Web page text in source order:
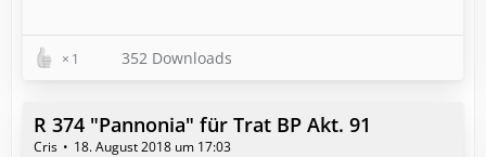
1 352 Downloads
R 374 "Pannonia" für Trat BP Akt. 91
Cris 18. August 2018 um 17:03